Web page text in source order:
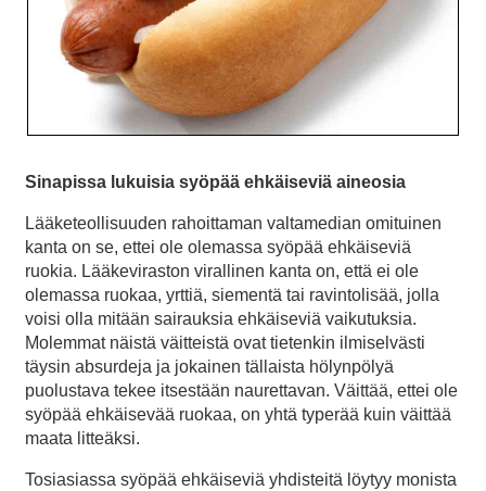
Sinapissa lukuisia syöpää ehkäiseviä aineosia
Lääketeollisuuden rahoittaman valtamedian omituinen
kanta on se, ettei ole olemassa syöpää ehkäiseviä
ruokia. Lääkeviraston virallinen kanta on, että ei ole
olemassa ruokaa, yrttiä, siementä tai ravintolisää, jolla
voisi olla mitään sairauksia ehkäiseviä vaikutuksia.
Molemmat näistä väitteistä ovat tietenkin ilmiselvästi
täysin absurdeja ja jokainen tällaista hölynpölyä
puolustava tekee itsestään naurettavan. Väittää, ettei ole
syöpää ehkäisevää ruokaa, on yhtä typerää kuin väittää
maata litteäksi.
Tosiasiassa syöpää ehkäiseviä yhdisteitä löytyy monista